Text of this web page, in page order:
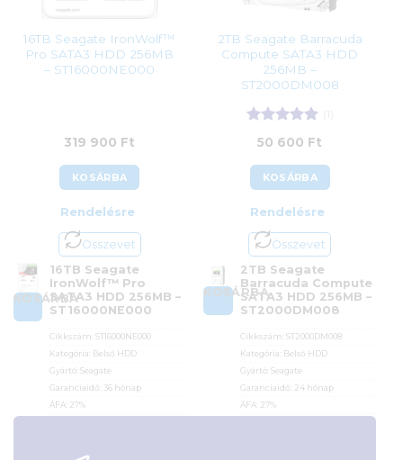
16TB Seagate IronWolf™
Pro SATA3 HDD 256MB
– ST16000NE000
319 900 Ft
KOSÁRBA
Rendelésre
Összevet
KOSÁRBA
16TB Seagate
IronWolf™ Pro
SATA3 HDD 256MB –
ST16000NE000
Cikkszám:ST16000NE000
Kategória: Belső HDD
Gyártó:Seagate
Garanciaidő: 36 hónap
ÁFA: 27%
2TB Seagate Barracuda
Compute SATA3 HDD
256MB –
ST2000DM008
Értékelés:5
/ 550 600 Ft
KOSÁRBA
Rendelésre
Összevet
KOSÁRBA
2TB Seagate
Barracuda Compute
SATA3 HDD 256MB –
ST2000DM008
Cikkszám: ST2000DM008
Kategória: Belső HDD
Gyártó: Seagate
Garanciaidő: 24 hónap
ÁFA: 27%